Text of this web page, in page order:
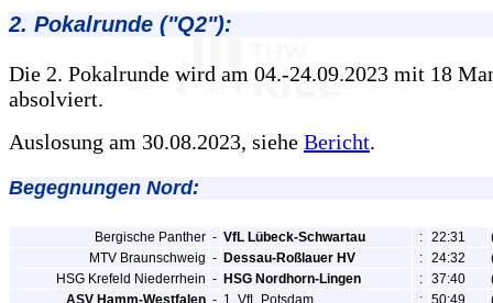
2. Pokalrunde ("Q2"):
Die 2. Pokalrunde wird am 04.-24.09.2023 mit 18
absolviert.
Auslosung am 30.08.2023, siehe Bericht.
Begegnungen Nord:
Bergische Panther - VfL Lübeck-Schwartau : 22:31
MTV Braunschweig - Dessau-Roßlauer HV : 24:32
HSG Krefeld Niederrhein - HSG Nordhorn-Lingen : 37:40
ASV Hamm-Westfalen - 1. VfL Potsdam : 50:49